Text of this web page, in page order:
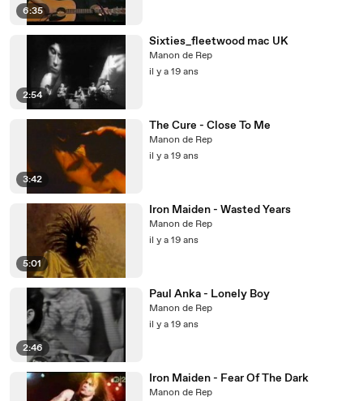
6:35
2:54
Sixties_fleetwood mac UK
Manon de Rep
il y a 19 ans
3:42
The Cure - Close To Me
Manon de Rep
il y a 19 ans
5:01
Iron Maiden - Wasted Years
Manon de Rep
il y a 19 ans
2:46
Paul Anka - Lonely Boy
Manon de Rep
il y a 19 ans
Iron Maiden - Fear Of The Dark
Manon de Rep